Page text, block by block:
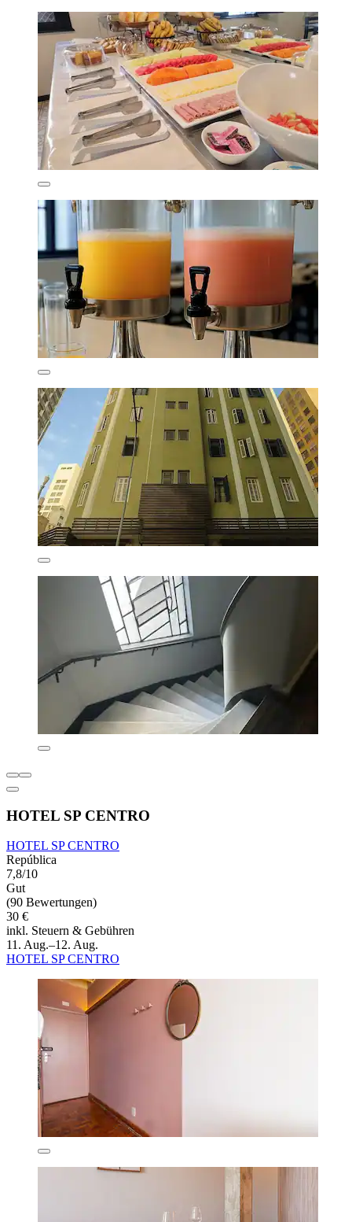
HOTEL SP CENTRO
HOTEL SP CENTRO
República
7,8/10
Gut
(90 Bewertungen)
30 €
inkl. Steuern & Gebühren
11. Aug.–12. Aug.
HOTEL SP CENTRO